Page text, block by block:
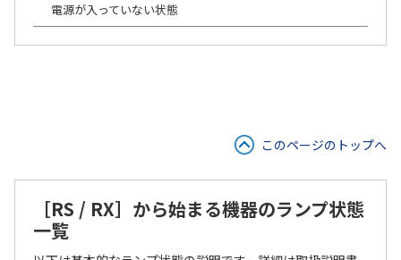
電源が入っていない状態
このページのトップへ
［RS / RX］から始まる機器のランプ状態
一覧